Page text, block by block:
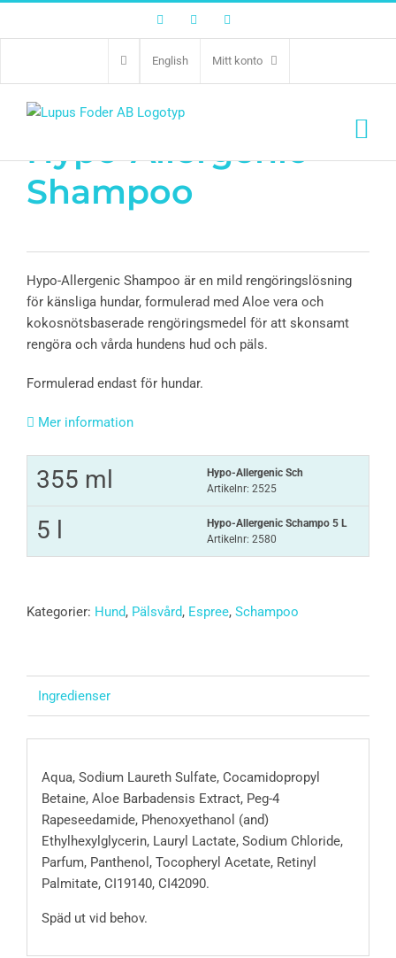
FacebookTwitter
English Mitt konto
Hypo-Allergenic
Shampoo
Hypo-Allergenic Shampoo är en mild rengöringslösning
för känsliga hundar, formulerad med Aloe vera och
kokosnötsbaserade rengöringsmedel för att skonsamt
rengöra och vårda hundens hud och päls.
Formulerad endast för hundar.
Mer information
355 ml
Hypo-Allergenic Sch
Artikelnr: 2525
5 l
Hypo-Allergenic Schampo 5 L
Artikelnr: 2580
Kategorier: Hund, Pälsvård, Espree, Schampoo
Ingredienser
Aqua, Sodium Laureth Sulfate, Cocamidopropyl
Betaine, Aloe Barbadensis Extract, Peg-4
Rapeseedamide, Phenoxyethanol (and)
Ethylhexylglycerin, Lauryl Lactate, Sodium Chloride,
Parfum, Panthenol, Tocopheryl Acetate, Retinyl
Palmitate, CI19140, CI42090.
Späd ut vid behov.